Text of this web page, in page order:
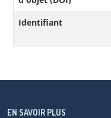
Identifiant
EN SAVOIR PLUS